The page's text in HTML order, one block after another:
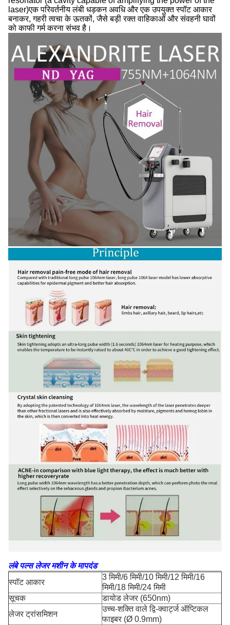
laser)एक परिवर्तनीय लंबी धड़कन अवधि और एक उपयुक्त स्पॉट आकार
बनाकर, गहरी त्वचा के ऊतकों, जैसे बड़ी रक्त वाहिकाओं और संवहनी घावों
को काफी गर्म करना संभव है।
लंबे पल्स लेजर मशीन के मापदंड
स्पॉट आकार
3 मिमी/6 मिमी/10 मिमी/12 मिमी/16
मिमी/18 मिमी/24 मिमी
सूचक
डायोड लेजर (650nm)
लेजर ट्रांसमिशन
उच्च-शक्ति वाले द्वि-क्वार्ट्ज ऑप्टिकल
फाइबर (Ø 0.9mm)